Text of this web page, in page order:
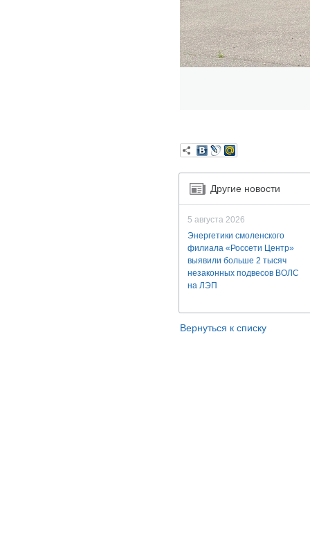
Другие новости
5 августа 2026
Энергетики смоленского
филиала «Россети Центр»
выявили больше 2 тысяч
незаконных подвесов ВОЛС
на ЛЭП
Вернуться к списку